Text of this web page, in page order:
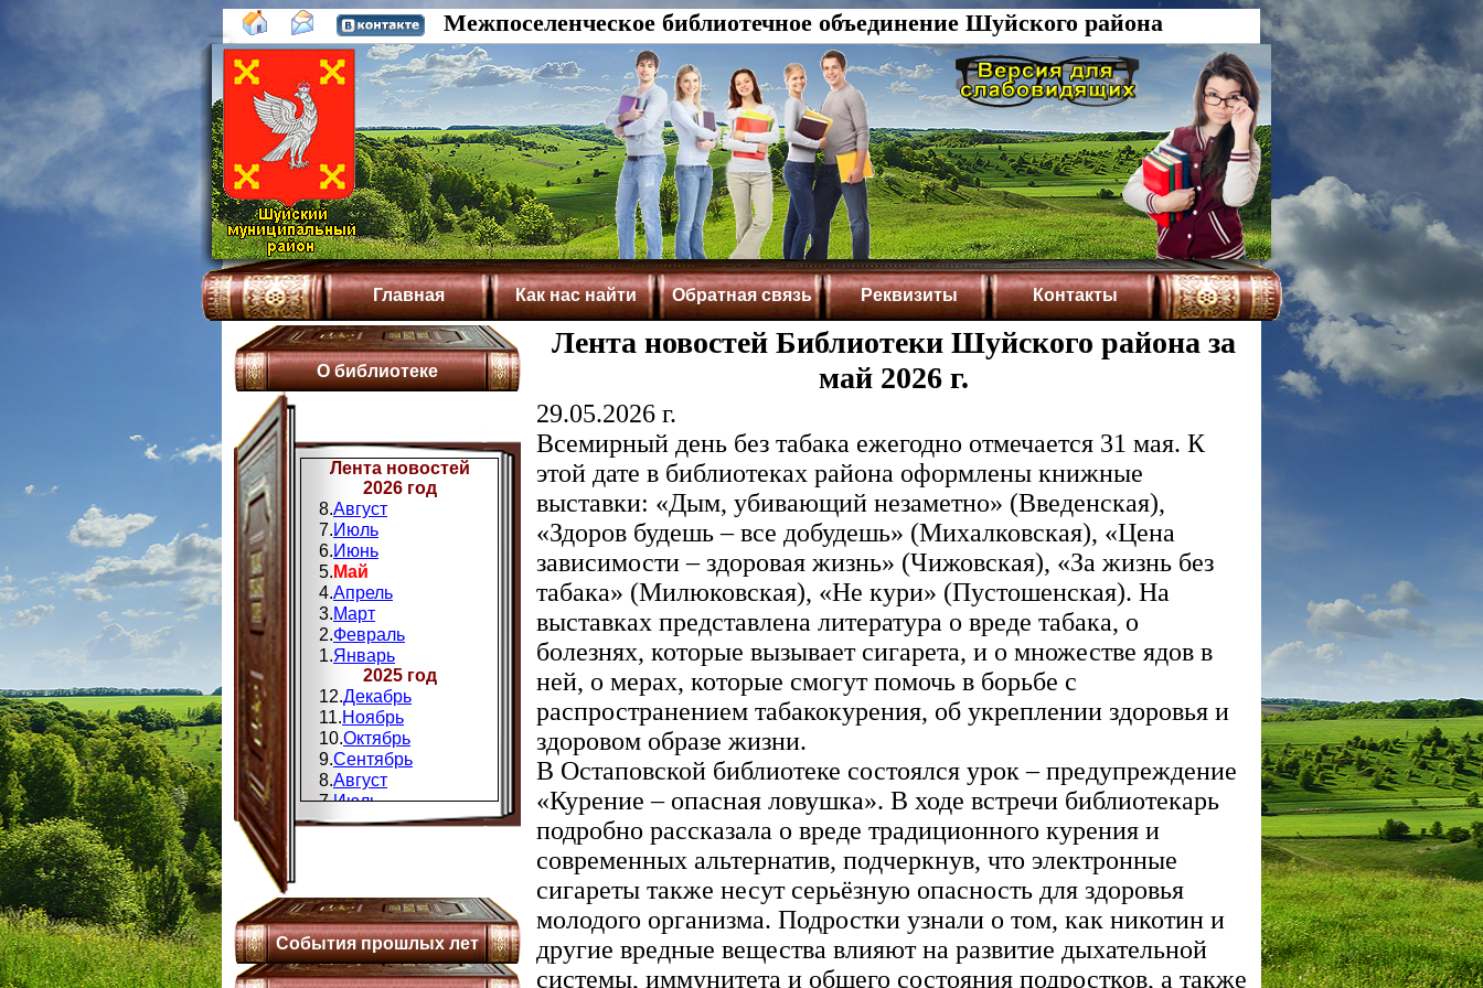
Межпоселенческое библиотечное объединение Шуйского района
Главная Как нас найти Обратная связь Реквизиты Контакты
О библиотеке
Лента новостей
2026 год
8.Август
7.Июль
6.Июнь
5. Май
4.Апрель
3.Март
2.Февраль
1.Январь
2025 год
12.Декабрь
11.Ноябрь
10.Октябрь
9.Сентябрь
8.Август
7.Июль
6.Июнь
2.Февраль
1.Январь
2024 год
12.Декабрь
События прошлых лет
Лента новостей Библиотеки Шуйского района за
май 2026 г.
29.05.2026 г.
Всемирный день без табака ежегодно отмечается 31 мая. К
этой дате в библиотеках района оформлены книжные
выставки: «Дым, убивающий незаметно» (Введенская),
«Здоров будешь – все добудешь» (Михалковская), «Цена
зависимости – здоровая жизнь» (Чижовская), «За жизнь без
табака» (Милюковская), «Не кури» (Пустошенская). На
выставках представлена литература о вреде табака, о
болезнях, которые вызывает сигарета, и о множестве ядов в
ней, о мерах, которые смогут помочь в борьбе с
распространением табакокурения, об укреплении здоровья и
здоровом образе жизни.
В Остаповской библиотеке состоялся урок – предупреждение
«Курение – опасная ловушка». В ходе встречи библиотекарь
подробно рассказала о вреде традиционного курения и
современных альтернатив, подчеркнув, что электронные
сигареты также несут серьёзную опасность для здоровья
молодого организма. Подростки узнали о том, как никотин и
другие вредные вещества влияют на развитие дыхательной
системы, иммунитета и общего состояния подростков, а также